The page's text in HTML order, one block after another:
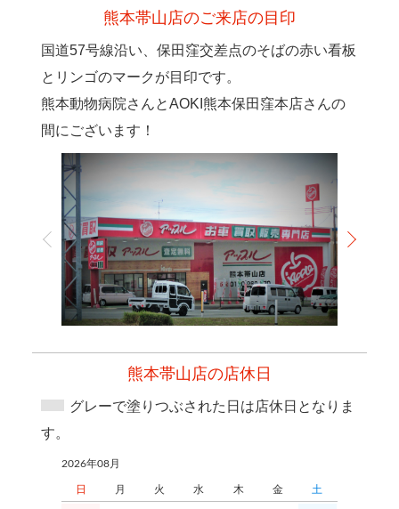
熊本帯山店のご来店の目印
国道57号線沿い、保田窪交差点のそばの赤い看板
とリンゴのマークが目印です。
熊本動物病院さんとAOKI熊本保田窪本店さんの
間にございます！
熊本帯山店の店休日
グレーで塗りつぶされた日は店休日となりま
す。
2026年08月
日 月 火 水 木 金 土